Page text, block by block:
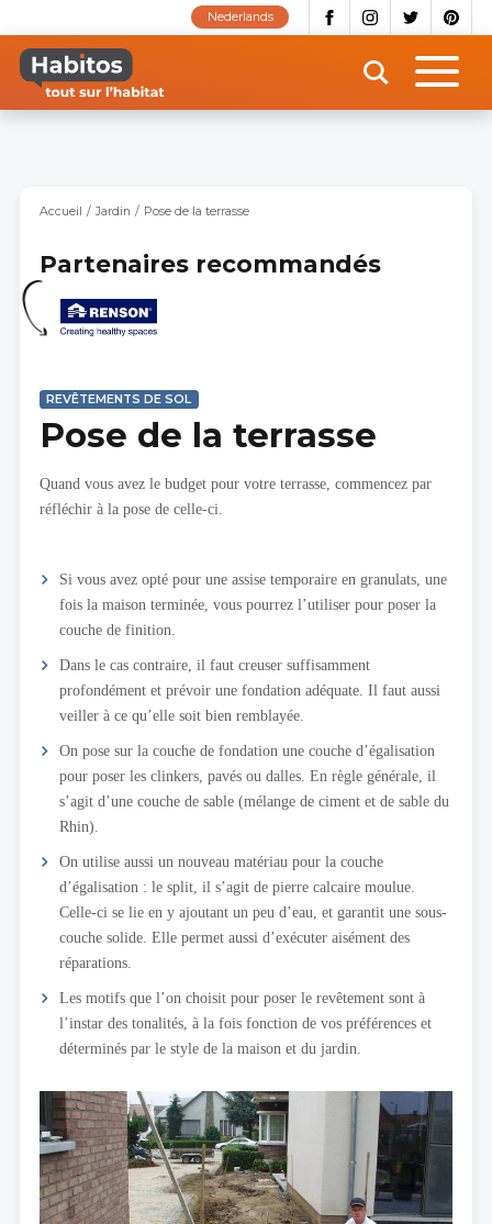
contenu
principal
Nederlands
Accueil Jardin Pose de la terrasse
Partenaires recommandés
REVÊTEMENTS DE SOL
Pose de la terrasse
Quand vous avez le budget pour votre terrasse, commencez par
réfléchir à la pose de celle-ci.
Si vous avez opté pour une assise temporaire en granulats, une
fois la maison terminée, vous pourrez l’utiliser pour poser la
couche de finition.
Dans le cas contraire, il faut creuser suffisamment
profondément et prévoir une fondation adéquate. Il faut aussi
veiller à ce qu’elle soit bien remblayée.
On pose sur la couche de fondation une couche d’égalisation
pour poser les clinkers, pavés ou dalles. En règle générale, il
s’agit d’une couche de sable (mélange de ciment et de sable du
Rhin).
On utilise aussi un nouveau matériau pour la couche
d’égalisation : le split, il s’agit de pierre calcaire moulue.
Celle-ci se lie en y ajoutant un peu d’eau, et garantit une sous-
couche solide. Elle permet aussi d’exécuter aisément des
réparations.
Les motifs que l’on choisit pour poser le revêtement sont à
l’instar des tonalités, à la fois fonction de vos préférences et
déterminés par le style de la maison et du jardin.